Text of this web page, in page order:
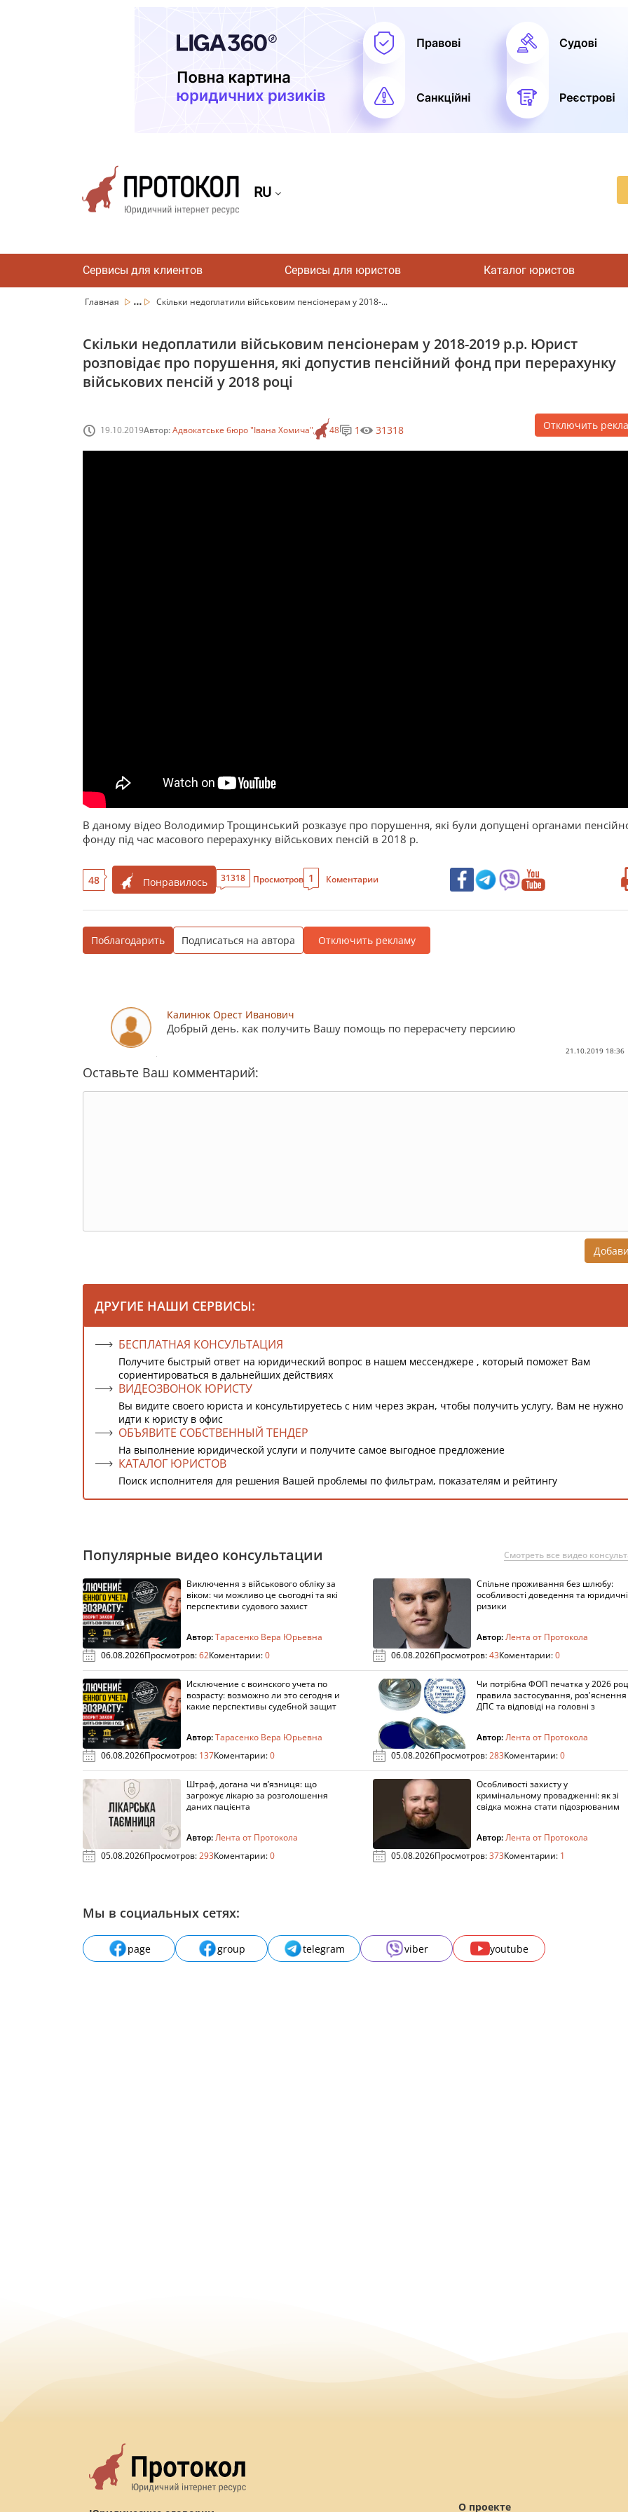
RU
Сервисы для клиентов Сервисы для юристов Каталог юристов
Главная ... Скільки недоплатили військовим пенсіонерам у 2018-...
Скільки недоплатили військовим пенсіонерам у 2018-2019 р.р. Юрист
розповідає про порушення, які допустив пенсійний фонд при перерахунку
військових пенсій у 2018 році
19.10.2019Автор:Адвокатське бюро "Івана Хомича" 48 1 31318 Отключить
В даному відео Володимир Трощинський розказує про порушення, які були допущені органами
фонду під час масового перерахунку військових пенсій в 2018 р.
48 Понравилось 31318 Просмотров 1 Коментарии
Поблагодарить Подписаться на автора Отключить рекламу
Калинюк Орест Иванович
Добрый день. как получить Вашу помощь по перерасчету персиию
21.10.2019 18:36
Оставьте Ваш комментарий:
ДРУГИЕ НАШИ СЕРВИСЫ:
БЕСПЛАТНАЯ КОНСУЛЬТАЦИЯ
Получите быстрый ответ на юридический вопрос в нашем мессенджере , который поможет Вам
сориентироваться в дальнейших действиях
ВИДЕОЗВОНОК ЮРИСТУ
Вы видите своего юриста и консультируетесь с ним через экран, чтобы получить услугу, Вам не нужно
идти к юристу в офис
ОБЪЯВИТЕ СОБСТВЕННЫЙ ТЕНДЕР
На выполнение юридической услуги и получите самое выгодное предложение
КАТАЛОГ ЮРИСТОВ
Поиск исполнителя для решения Вашей проблемы по фильтрам, показателям и рейтингу
Популярные видео консультации Смотреть все видео
Виключення з військового обліку за
віком: чи можливо це сьогодні та які
перспективи судового захист
Автор:Тарасенко Вера Юрьевна
06.08.2026Просмотров:62Коментарии:0
Спільне проживання без шлюбу:
особливості доведення та юридичні
ризики
Автор:Лента от Протокола
06.08.2026Просмотров:43Коментарии:0
Исключение с воинского учета по
возрасту: возможно ли это сегодня и
какие перспективы судебной защит
Автор:Тарасенко Вера Юрьевна
06.08.2026Просмотров: 137Коментарии:0
Чи потрібна ФОП печатка у 2026
правила застосування, роз'яснення
ДПС та відповіді на головні з
Автор:Лента от Протокола
05.08.2026Просмотров:283Коментарии:0
Штраф, догана чи в’язниця: що
загрожує лікарю за розголошення
даних пацієнта
Автор:Лента от Протокола
05.08.2026Просмотров:293Коментарии:0
Особливості захисту у
кримінальному провадженні: як зі
свідка можна стати підозрюваним
Автор:Лента от Протокола
05.08.2026Просмотров:373Коментарии: 1
Мы в социальных сетях:
page group telegram viber youtube
О проекте